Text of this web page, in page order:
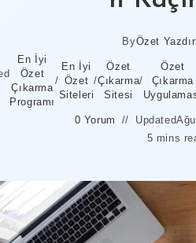
ByÖzet
En İyi
Özet
Çıkarma
Programı
/
En İyi
Özet
Siteleri
/
Özet
Çıkarma
Sitesi
/
Özet
Çıkarma
0 Yorum Updated
5 mins